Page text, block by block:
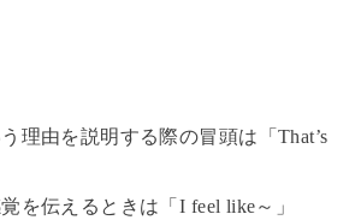
理由を説明する際の冒頭は「That’s
を伝えるときは「I feel like～」